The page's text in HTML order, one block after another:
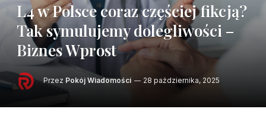
L4 w Polsce coraz częściej fikcją?
Tak symulujemy dolegliwości –
Biznes Wprost
Przez Pokój Wiadomości 28 października, 2025